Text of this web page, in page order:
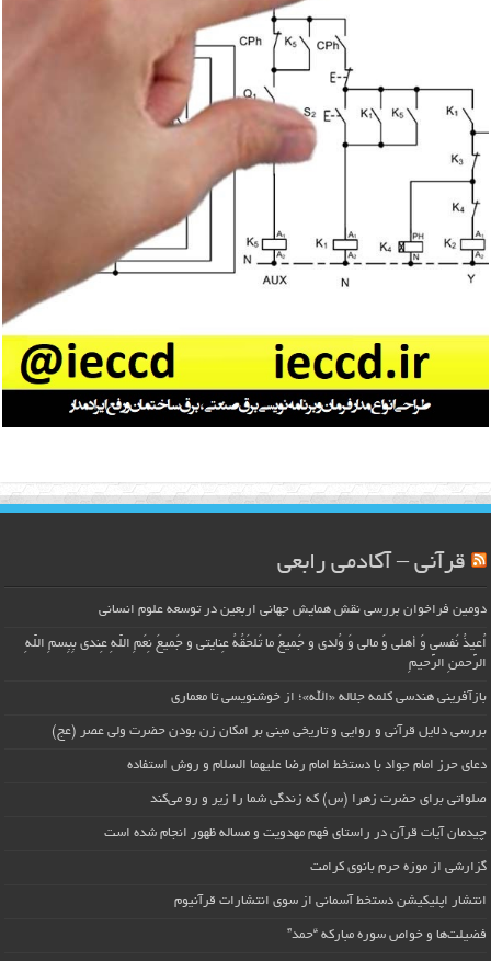
قرآنی – آکادمی رابعی
دومین فراخوان بررسی نقش همایش جهانی اربعین در توسعه علوم انسانی
اُعیذُ نَفسی وَ أهلی وَ مالی وَ وُلدی و جَمیعَ ما تَلحَقُهُ عِنایتی و جَمیعَ نِعَمِ اللّهِ عِندی بِبِسمِ اللّهِ
الرَّحمنِ الرَّحیمِ
بازآفرینی هندسی کلمه جلاله «الله»؛ از خوشنویسی تا معماری
بررسی دلایل قرآنی و روایی و تاریخی مبنی بر امکان زن بودن حضرت ولی عصر (عج)
دعای حرز امام جواد با دستخط امام رضا علیهما السلام و روش استفاده
صلواتی برای حضرت زهرا (س) که زندگی شما را زیر و رو می‌کند
چیدمان آیات قرآن در راستای فهم مهدویت و مساله ظهور انجام شده است
گزارشی از موزه حرم بانوی کرامت
انتشار اپلیکیشن دستخط آسمانی از سوی انتشارات قرآنیوم
فضیلت‌ها و خواص سوره مبارکه “حمد”